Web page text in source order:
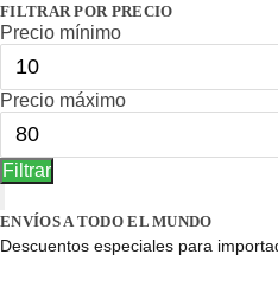
FILTRAR POR PRECIO
Precio mínimo
Precio máximo
Filtrar
ENVÍOS A TODO EL MUNDO
Descuentos especiales para